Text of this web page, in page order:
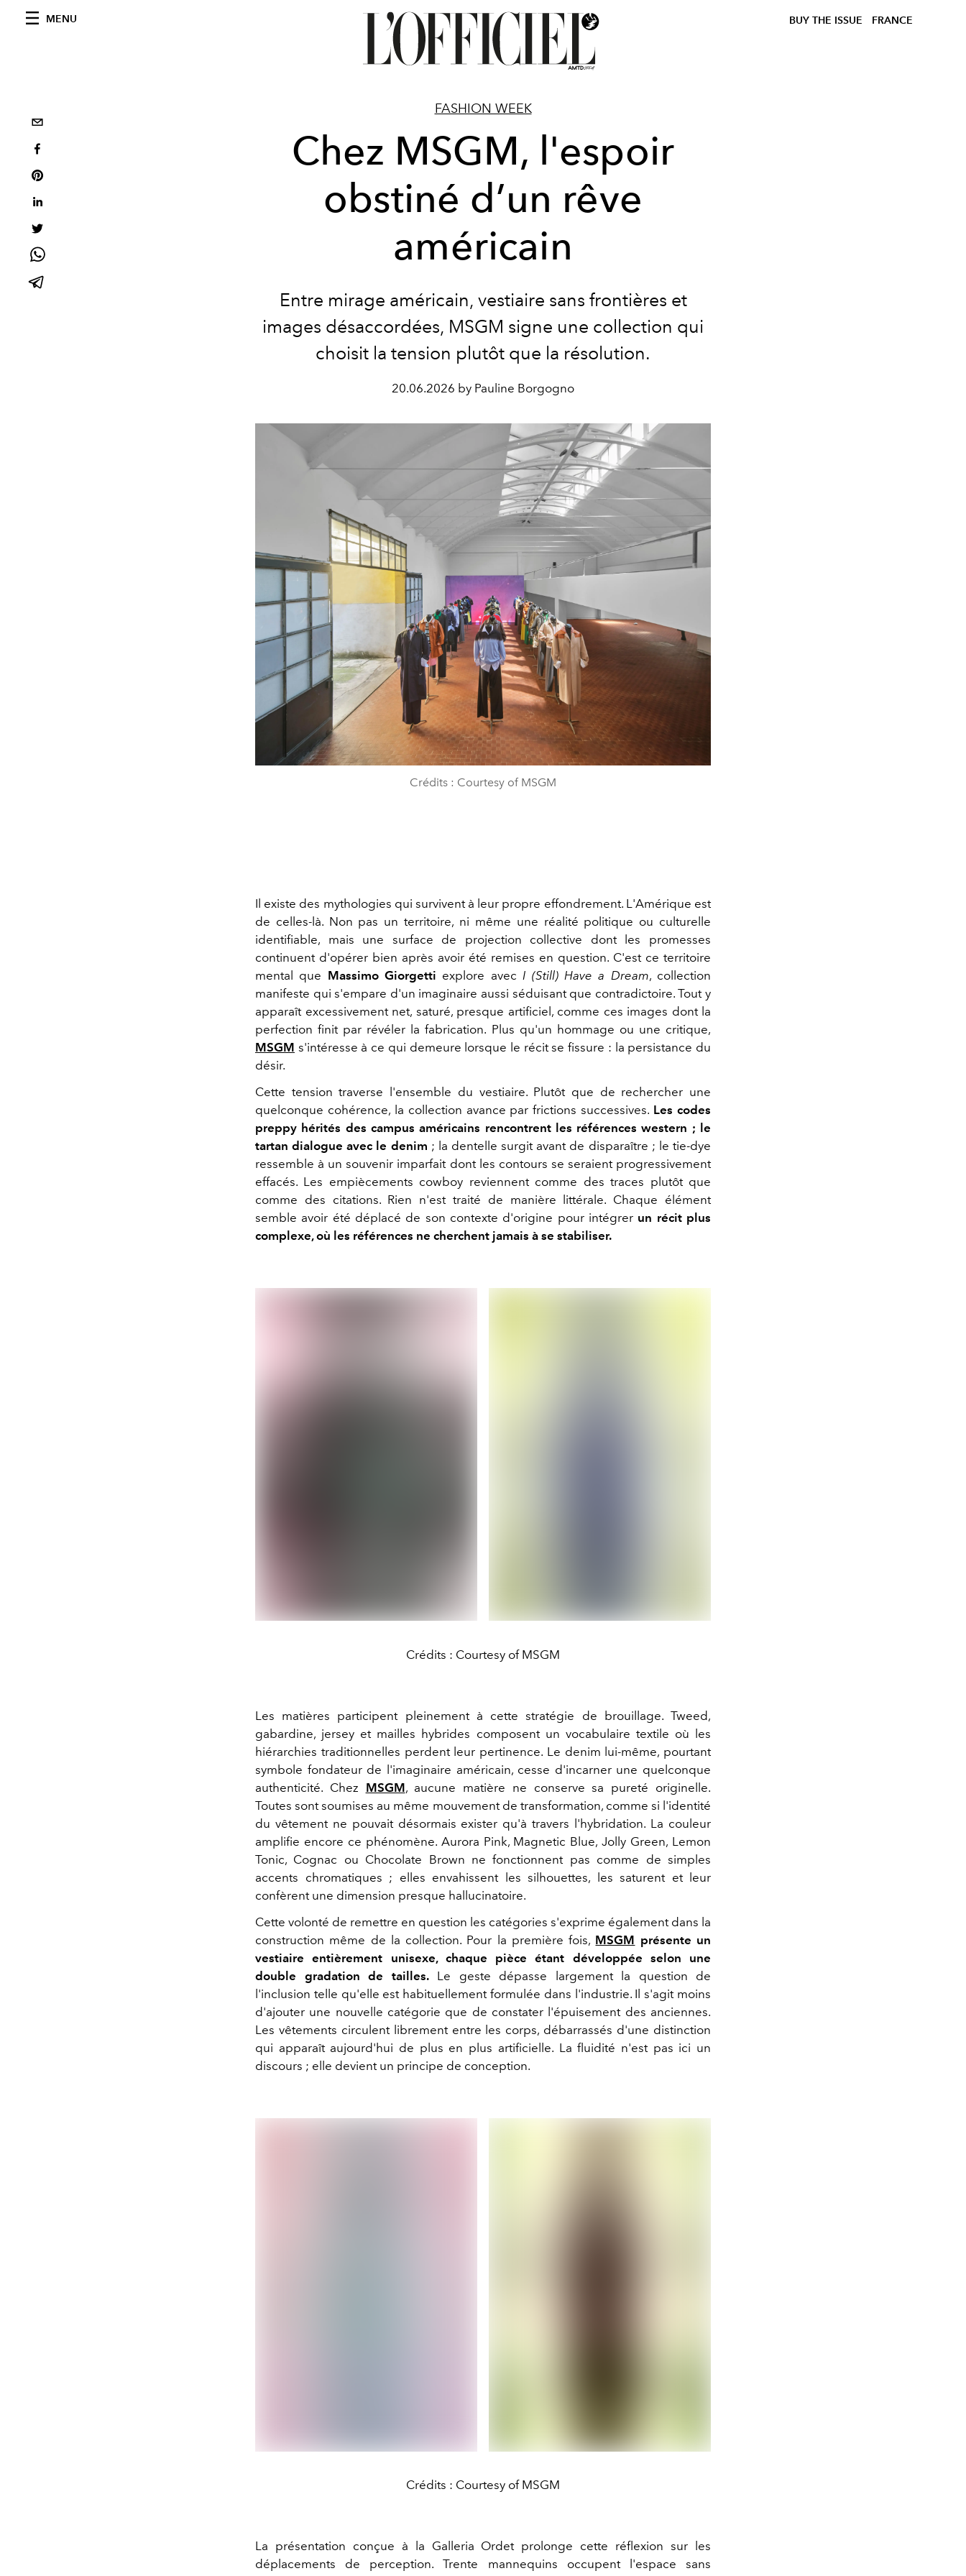
MENU BUY THE ISSUE FRANCE
FASHION WEEK
Chez MSGM, l'espoir
obstiné d’un rêve
américain
Entre mirage américain, vestiaire sans frontières et
images désaccordées, MSGM signe une collection qui
choisit la tension plutôt que la résolution.
20.06.2026 by Pauline Borgogno
Crédits : Courtesy of MSGM
Il existe des mythologies qui survivent à leur propre effondrement. L'Amérique est
de celles-là. Non pas un territoire, ni même une réalité politique ou culturelle
identifiable, mais une surface de projection collective dont les promesses
continuent d'opérer bien après avoir été remises en question. C'est ce territoire
mental que Massimo Giorgetti explore avec I (Still) Have a Dream, collection
manifeste qui s'empare d'un imaginaire aussi séduisant que contradictoire. Tout y
apparaît excessivement net, saturé, presque artificiel, comme ces images dont la
perfection finit par révéler la fabrication. Plus qu'un hommage ou une critique,
MSGM s'intéresse à ce qui demeure lorsque le récit se fissure : la persistance du
désir.
Cette tension traverse l'ensemble du vestiaire. Plutôt que de rechercher une
quelconque cohérence, la collection avance par frictions successives. Les codes
preppy hérités des campus américains rencontrent les références western ; le
tartan dialogue avec le denim ; la dentelle surgit avant de disparaître ; le tie-dye
ressemble à un souvenir imparfait dont les contours se seraient progressivement
effacés. Les empiècements cowboy reviennent comme des traces plutôt que
comme des citations. Rien n'est traité de manière littérale. Chaque élément
semble avoir été déplacé de son contexte d'origine pour intégrer un récit plus
complexe, où les références ne cherchent jamais à se stabiliser.
Crédits : Courtesy of MSGM
Les matières participent pleinement à cette stratégie de brouillage. Tweed,
gabardine, jersey et mailles hybrides composent un vocabulaire textile où les
hiérarchies traditionnelles perdent leur pertinence. Le denim lui-même, pourtant
symbole fondateur de l'imaginaire américain, cesse d'incarner une quelconque
authenticité. Chez MSGM, aucune matière ne conserve sa pureté originelle.
Toutes sont soumises au même mouvement de transformation, comme si l'identité
du vêtement ne pouvait désormais exister qu'à travers l'hybridation. La couleur
amplifie encore ce phénomène. Aurora Pink, Magnetic Blue, Jolly Green, Lemon
Tonic, Cognac ou Chocolate Brown ne fonctionnent pas comme de simples
accents chromatiques ; elles envahissent les silhouettes, les saturent et leur
confèrent une dimension presque hallucinatoire.
Cette volonté de remettre en question les catégories s'exprime également dans la
construction même de la collection. Pour la première fois, MSGM présente un
vestiaire entièrement unisexe, chaque pièce étant développée selon une
double gradation de tailles.Le geste dépasse largement la question de
l'inclusion telle qu'elle est habituellement formulée dans l'industrie. Il s'agit moins
d'ajouter une nouvelle catégorie que de constater l'épuisement des anciennes.
Les vêtements circulent librement entre les corps, débarrassés d'une distinction
qui apparaît aujourd'hui de plus en plus artificielle. La fluidité n'est pas ici un
discours ; elle devient un principe de conception.
Crédits : Courtesy of MSGM
La présentation conçue à la Galleria Ordet prolonge cette réflexion sur les
déplacements de perception. Trente mannequins occupent l'espace sans